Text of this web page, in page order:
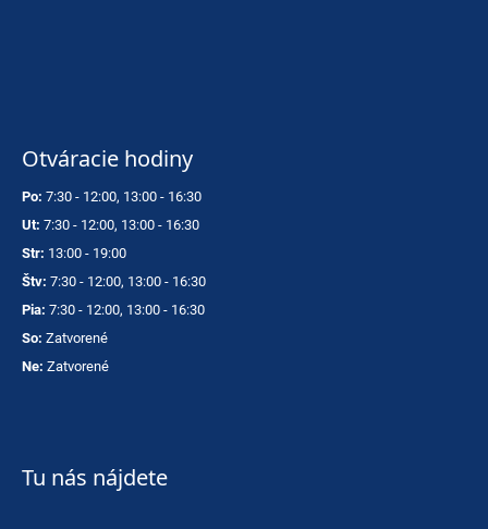
Otváracie hodiny
Po: 7:30 - 12:00, 13:00 - 16:30
Ut: 7:30 - 12:00, 13:00 - 16:30
Str: 13:00 - 19:00
Štv: 7:30 - 12:00, 13:00 - 16:30
Pia: 7:30 - 12:00, 13:00 - 16:30
So: Zatvorené
Ne: Zatvorené
Tu nás nájdete